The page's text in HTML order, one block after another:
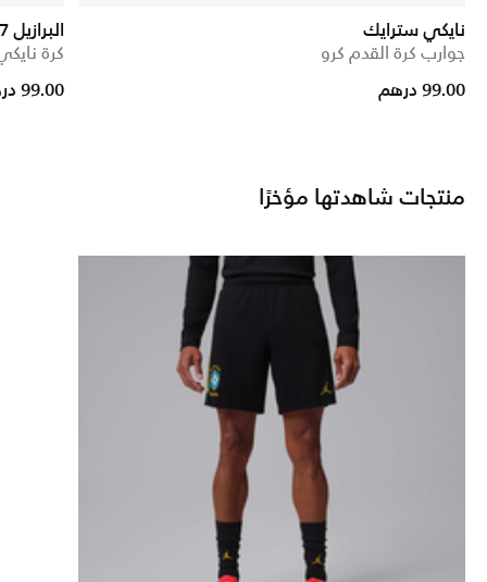
نايكي سترايك
جوارب كرة القدم كرو
99.00 درهم
البرازيل 2026/27
كرة
Price reduced from
to
99.00 درهم
منتجات شاهدتها مؤخرًا